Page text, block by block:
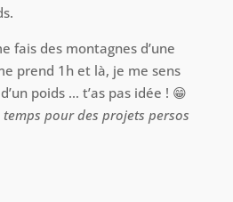
fais des montagnes d’une
prend 1h et là, je me sens
poids … t’as pas idée ! 😁
pour des projets persos